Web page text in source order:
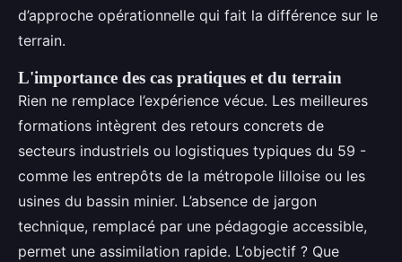
d’approche opérationnelle qui fait la différence sur le
terrain.
L'importance des cas pratiques et du terrain
Rien ne remplace l’expérience vécue. Les meilleures
formations intègrent des retours concrets de
secteurs industriels ou logistiques typiques du 59 -
comme les entrepôts de la métropole lilloise ou les
usines du bassin minier. L’absence de jargon
technique, remplacé par une pédagogie accessible,
permet une assimilation rapide. L’objectif ? Que